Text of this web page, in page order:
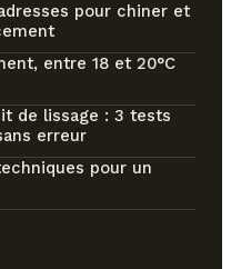
pour chiner et
entre 18 et 20°C
de lissage : 3 tests
erreur
pour un